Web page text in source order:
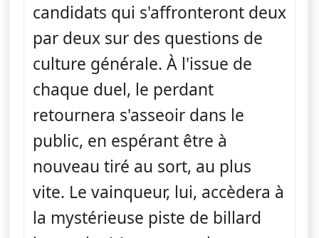
candidats qui s'affronteront deux
par deux sur des questions de
culture générale. À l'issue de
chaque duel, le perdant
retournera s'asseoir dans le
public, en espérant être à
nouveau tiré au sort, au plus
vite. Le vainqueur, lui, accèdera à
la mystérieuse piste de billard